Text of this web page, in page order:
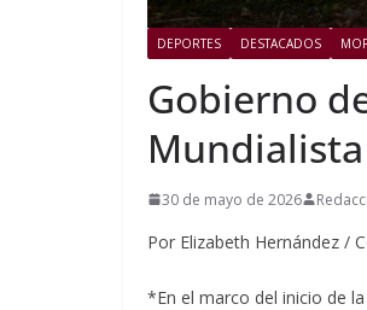
DEPORTES DESTACADOS
Gobierno
30 de mayo de 2026
Por Elizabeth Hernández /
*En el marco del inicio de